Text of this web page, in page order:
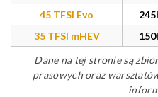
45 TFSI Evo
245
35 TFSI mHEV
150
Dane na tej stronie są
prasowych oraz